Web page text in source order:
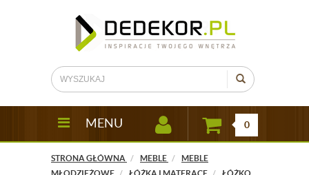
MENU 0
STRONA GŁÓWNA MEBLE
MEBLE